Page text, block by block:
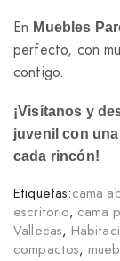
En Muebles
perfecto, con
contigo.
¡Visítanos y
juvenil con
cada rincón!
Etiquetas:cama
escritorio, cama
Vallecas,
compactos,